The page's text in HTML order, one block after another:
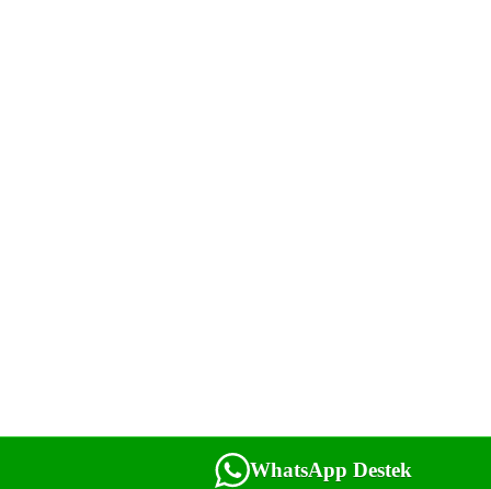
WhatsApp Destek